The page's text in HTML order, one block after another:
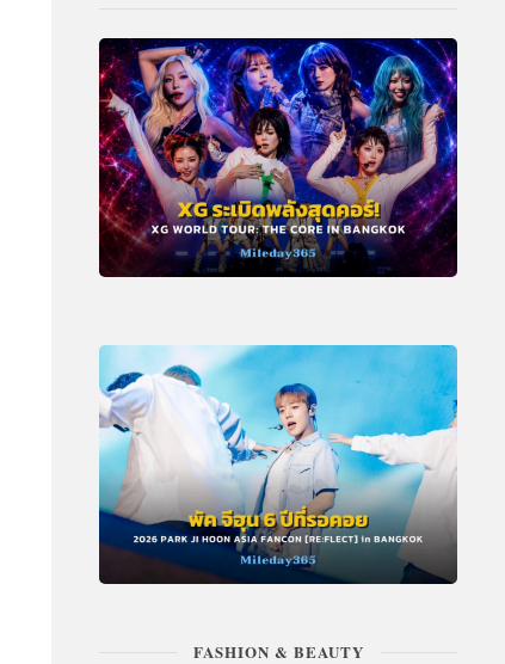
FASHION & BEAUTY